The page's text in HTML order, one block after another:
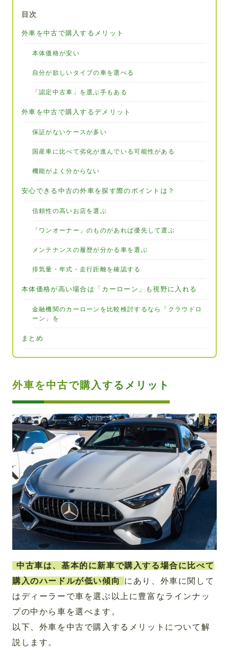
目次
外車を中古で購入するメリット
本体価格が安い
自分が欲しいタイプの車を選べる
「認定中古車」を選ぶ手もある
外車を中古で購入するデメリット
保証がないケースが多い
国産車に比べて劣化が進んでいる可能性がある
機能がよく分からない
安心できる中古の外車を探す際のポイントは？
信頼性の高いお店を選ぶ
「ワンオーナー」のものがあれば優先して選ぶ
メンテナンスの履歴が分かる車を選ぶ
排気量・年式・走行距離を確認する
本体価格が高い場合は「カーローン」も視野に入れる
金融機関のカーローンを比較検討するなら「クラウドロ
ーン」を
まとめ
外車を中古で購入するメリット
中古車は、基本的に新車で購入する場合に比べて
購入のハードルが低い傾向
にあり、外車に関して
はディーラーで車を選ぶ以上に豊富なラインナッ
プの中から車を選べます。
以下、外車を中古で購入するメリットについて解
説します。